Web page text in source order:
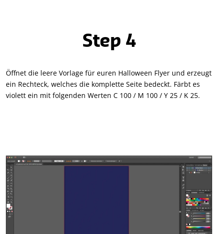
Step 4
Öffnet die leere Vorlage für euren Halloween Flyer und erzeugt
ein Rechteck, welches die komplette Seite bedeckt. Färbt es
violett ein mit folgenden Werten C 100 / M 100 / Y 25 / K 25.